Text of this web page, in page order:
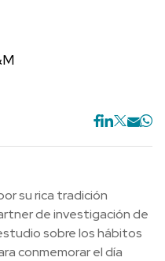
su rica tradición
de investigación de
sobre los hábitos
conmemorar el día